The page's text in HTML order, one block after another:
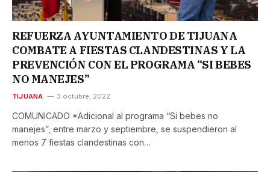
REFUERZA AYUNTAMIENTO DE TIJUANA
COMBATE A FIESTAS CLANDESTINAS Y LA
PREVENCIÓN CON EL PROGRAMA “SI BEBES
NO MANEJES”
TIJUANA 3 octubre, 2022
COMUNICADO *Adicional al programa “Si bebes no
manejes”, entre marzo y septiembre, se suspendieron al
menos 7 fiestas clandestinas con…